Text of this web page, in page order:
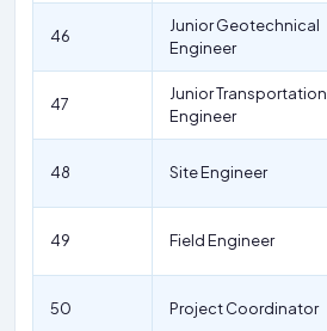
46
Junior Geotechnical
Engineer
47
Junior Transportation
Engineer
48 Site Engineer
49 Field Engineer
50 Project Coordinator